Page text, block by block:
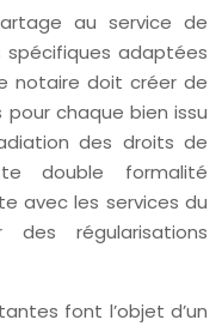
au service de
adaptées
notaire doit créer de
chaque bien issu
des droits de
double formalité
avec les services du
régularisations
font l’objet d’un